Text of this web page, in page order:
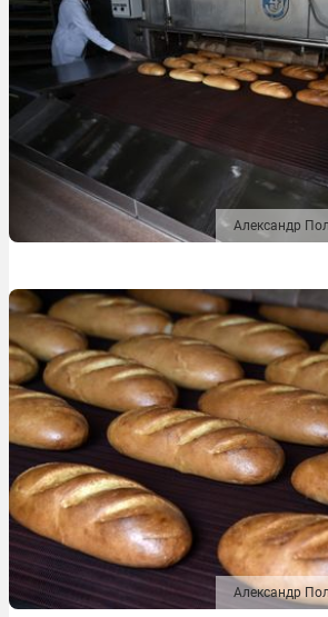
Александр
Александр